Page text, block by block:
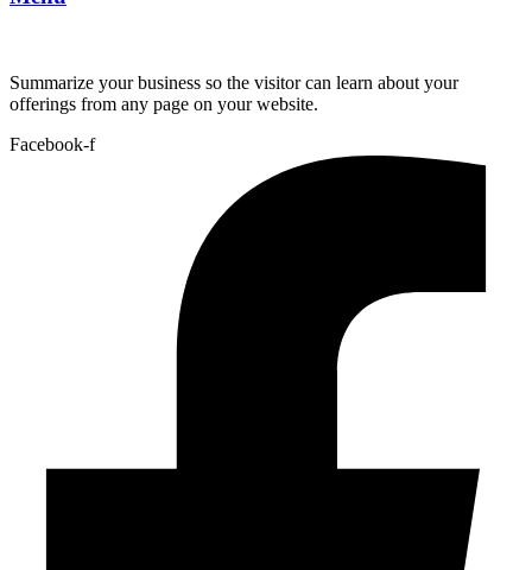
Summarize your business so the visitor can learn about your
offerings from any page on your website.
Facebook-f